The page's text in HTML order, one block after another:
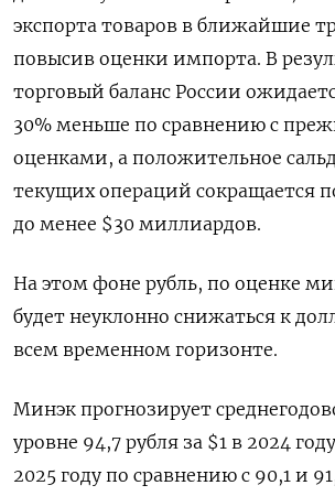
экспорта товаров в ближайшие
повысив оценки импорта. В
торговый баланс России
30% меньше по сравнению с
оценками, а положительное
текущих операций сокращается
до менее $30 миллиардов.
На этом фоне рубль, по оценке
будет неуклонно снижаться к
всем временном горизонте.
Минэк прогнозирует
уровне 94,7 рубля за $1 в 2024
2025 году по сравнению с 90,1 и